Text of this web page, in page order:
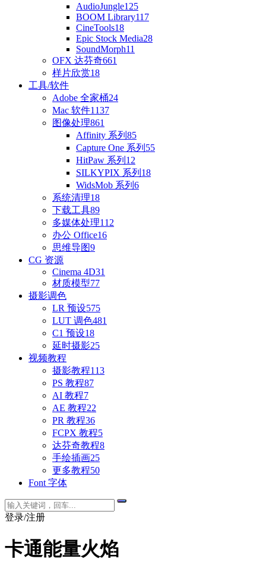
AudioJungle125
BOOM Library117
CineTools18
Epic Stock Media28
SoundMorph11
OFX 达芬奇661
样片欣赏18
工具/软件
Adobe 全家桶24
Mac 软件1137
图像处理861
Affinity 系列 85
Capture One 系列 55
HitPaw 系列 12
SILKYPIX 系列 18
WidsMob 系列 6
系统清理18
下载工具89
多媒体处理112
办公 Office16
思维导图9
CG 资源
Cinema 4D31
材质模型77
摄影调色
LR 预设575
LUT 调色481
C1 预设18
延时摄影25
视频教程
摄影教程113
PS 教程87
AI 教程7
AE 教程22
PR 教程36
FCPX 教程5
达芬奇教程8
手绘插画25
更多教程50
Font 字体
登录/注册
卡通能量火焰